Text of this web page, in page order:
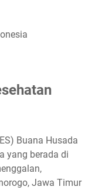
Buana Husada
yang berada di
Jawa Timur